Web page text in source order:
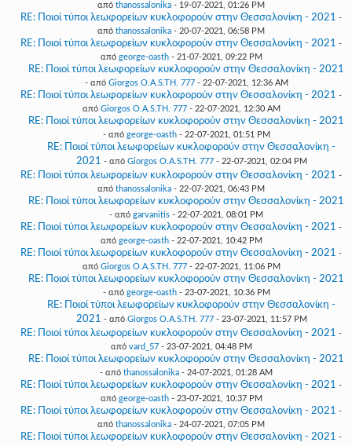
από thanossalonika - 19-07-2021, 01:26 PM
RE: Ποιοί τύποι λεωφορείων κυκλοφορούν στην Θεσσαλονίκη - 2021 -
από thanossalonika - 20-07-2021, 06:58 PM
RE: Ποιοί τύποι λεωφορείων κυκλοφορούν στην Θεσσαλονίκη - 2021 -
από george-oasth- 21-07-2021, 09:22 PM
RE: Ποιοί τύποι λεωφορείων κυκλοφορούν στην Θεσσαλονίκη - 2021
- από Giorgos O.A.S.TH. 777- 22-07-2021, 12:36 AM
RE: Ποιοί τύποι λεωφορείων κυκλοφορούν στην Θεσσαλονίκη - 2021 -
από Giorgos O.A.S.TH. 777- 22-07-2021, 12:30 AM
RE: Ποιοί τύποι λεωφορείων κυκλοφορούν στην Θεσσαλονίκη - 2021
- από george-oasth- 22-07-2021, 01:51 PM
RE: Ποιοί τύποι λεωφορείων κυκλοφορούν στην Θεσσαλονίκη -
2021 - από Giorgos O.A.S.TH. 777- 22-07-2021, 02:04 PM
RE: Ποιοί τύποι λεωφορείων κυκλοφορούν στην Θεσσαλονίκη - 2021 -
από thanossalonika - 22-07-2021, 06:43 PM
RE: Ποιοί τύποι λεωφορείων κυκλοφορούν στην Θεσσαλονίκη - 2021
- από garvanitis - 22-07-2021, 08:01 PM
RE: Ποιοί τύποι λεωφορείων κυκλοφορούν στην Θεσσαλονίκη - 2021 -
από george-oasth- 22-07-2021, 10:42 PM
RE: Ποιοί τύποι λεωφορείων κυκλοφορούν στην Θεσσαλονίκη - 2021 -
από Giorgos O.A.S.TH. 777- 22-07-2021, 11:06 PM
RE: Ποιοί τύποι λεωφορείων κυκλοφορούν στην Θεσσαλονίκη - 2021
- από george-oasth- 23-07-2021, 10:36 PM
RE: Ποιοί τύποι λεωφορείων κυκλοφορούν στην Θεσσαλονίκη -
2021 - από Giorgos O.A.S.TH. 777- 23-07-2021, 11:57 PM
RE: Ποιοί τύποι λεωφορείων κυκλοφορούν στην Θεσσαλονίκη - 2021 -
από vard_57- 23-07-2021, 04:48 PM
RE: Ποιοί τύποι λεωφορείων κυκλοφορούν στην Θεσσαλονίκη - 2021
- από thanossalonika - 24-07-2021, 01:28 AM
RE: Ποιοί τύποι λεωφορείων κυκλοφορούν στην Θεσσαλονίκη - 2021 -
από george-oasth- 23-07-2021, 10:37 PM
RE: Ποιοί τύποι λεωφορείων κυκλοφορούν στην Θεσσαλονίκη - 2021 -
από thanossalonika - 24-07-2021, 07:05 PM
RE: Ποιοί τύποι λεωφορείων κυκλοφορούν στην Θεσσαλονίκη - 2021 -